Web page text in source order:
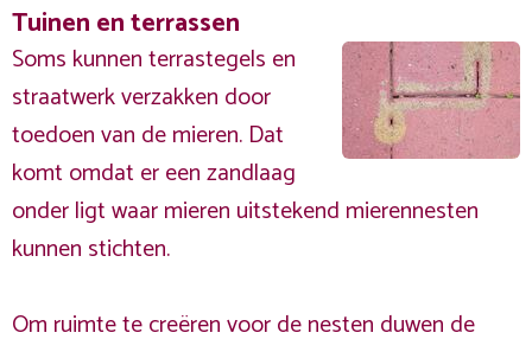
Tuinen en terrassen
Soms kunnen terrastegels en
straatwerk verzakken door
toedoen van de mieren. Dat
komt omdat er een zandlaag
onder ligt waar mieren uitstekend mierennesten
kunnen stichten.
Om ruimte te creëren voor de nesten duwen de